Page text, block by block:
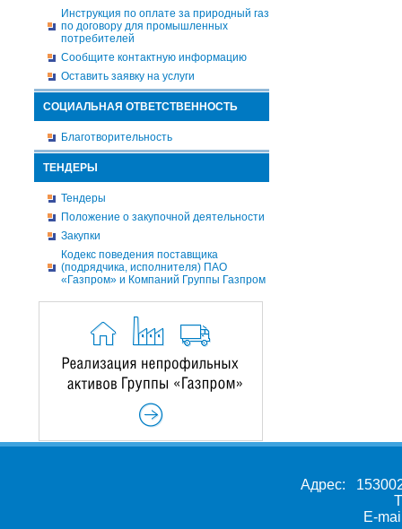
Инструкция по оплате за природный газ
по договору для промышленных
потребителей
Сообщите контактную информацию
Оставить заявку на услуги
СОЦИАЛЬНАЯ ОТВЕТСТВЕННОСТЬ
Благотворительность
ТЕНДЕРЫ
Тендеры
Положение о закупочной деятельности
Закупки
Кодекс поведения поставщика
(подрядчика, исполнителя) ПАО
«Газпром» и Компаний Группы Газпром
Адрес:
E-